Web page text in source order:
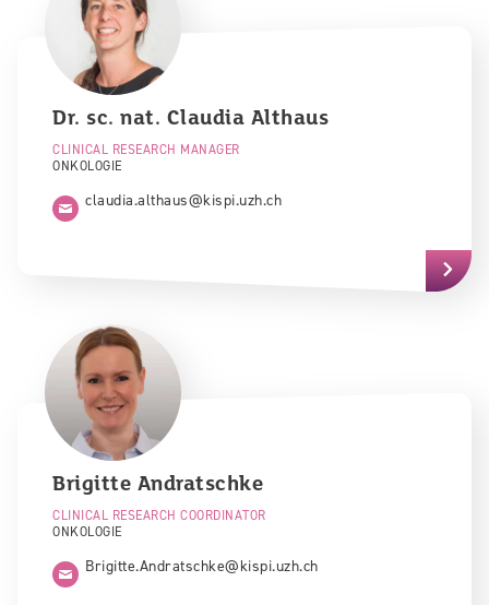
Dr. sc. nat. Claudia Althaus
CLINICAL RESEARCH MANAGER
ONKOLOGIE
claudia.althaus@kispi.uzh.ch
Brigitte Andratschke
CLINICAL RESEARCH COORDINATOR
ONKOLOGIE
Brigitte.Andratschke@kispi.uzh.ch